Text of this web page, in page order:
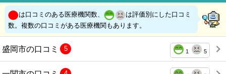
は口コミのある医療機関数、
は評価別にした口コミ
数。複数の口コミがある医療機関もあります。
盛岡市の口コミ 1 5
5